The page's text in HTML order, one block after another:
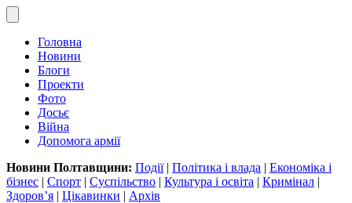
Головна
Новини
Блоги
Проекти
Фото
Досьє
Війна
Допомога армії
Новини Полтавщини: Події| Політика і влада | Економіка і
бізнес | Спорт | Суспільство | Культура і освіта | Кримінал |
Здоров’я | Цікавинки | Архів